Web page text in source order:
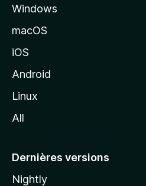
d
o
z
l
Windows
macOS
iOS
Android
Linux
All
Dernières versions
Nightly